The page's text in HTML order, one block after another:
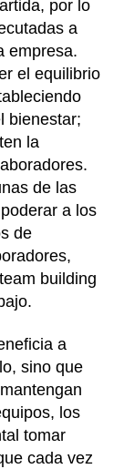
por lo
a
empresa.
el equilibrio
bienestar;
la
de las
a los
de
building
a
sino que
los
tomar
cada vez